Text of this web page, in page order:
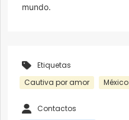
mundo.
Etiquetas
Cautiva por amor
México
Contactos